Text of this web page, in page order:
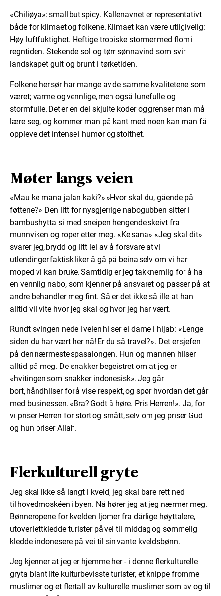
«Chiliøya»: small but spicy. Kallenavnet er representativt
både for klimaet og folkene. Klimaet kan være utilgivelig:
Høy luftfuktighet. Heftige tropiske stormer med flom i
regntiden. Stekende sol og tørr sønnavind som svir
landskapet gult og brunt i tørketiden.
Folkene her sør har mange av de samme kvalitetene som
været; varme og vennlige, men også lunefulle og
stormfulle. Det er en del skjulte koder og grenser man må
lære seg, og kommer man på kant med noen kan man få
oppleve det intense i humør og stolthet.
Møter langs veien
«Mau ke mana jalan kaki?» »Hvor skal du, gående på
føttene?» Den litt for nysgjerrige nabogubben sitter i
bambushytta si med sneipen hengende skeivt fra
munnviken og roper etter meg. «Ke sana» «Jeg skal dit»
svarer jeg, brydd og litt lei av å forsvare at vi
utlendinger faktisk liker å gå på beina selv om vi har
moped vi kan bruke. Samtidig er jeg takknemlig for å ha
en vennlig nabo, som kjenner på ansvaret og passer på at
andre behandler meg fint. Så er det ikke så ille at han
alltid vil vite hvor jeg skal og hvor jeg har vært.
Rundt svingen nede i veien hilser ei dame i hijab: «Lenge
siden du har vært her nå! Er du så travel?». Det er sjefen
på den nærmeste spasalongen. Hun og mannen hilser
alltid på meg. De snakker begeistret om at jeg er
«hvitingen som snakker indonesisk». Jeg går
bort, håndhilser for å vise respekt, og spør hvordan det går
med businessen. «Bra? Godt å høre. Pris Herren!». Ja, for
vi priser Herren for stort og smått, selv om jeg priser Gud
og hun priser Allah.
Flerkulturell gryte
Jeg skal ikke så langt i kveld, jeg skal bare rett ned
til hovedmoskéen i byen. Nå hører jeg at jeg nærmer meg.
Bønneropene for kvelden ljomer fra dårlige høyttalere,
utover lettkledde turister på vei til middag og sømmelig
kledde indonesere på vei til sin vante kveldsbønn.
Jeg kjenner at jeg er hjemme her - i denne flerkulturelle
gryta blant lite kulturbevisste turister, et knippe fromme
muslimer og et flertall av kulturelle muslimer som av og til